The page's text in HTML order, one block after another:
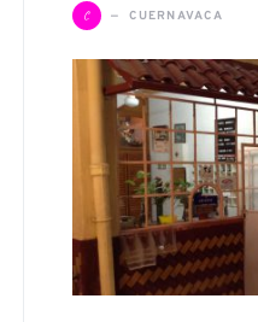
C CUERNAVACA